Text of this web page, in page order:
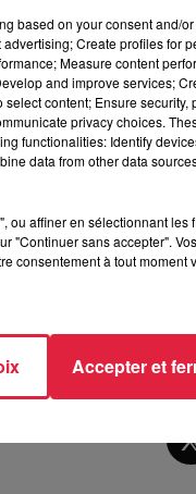
based on your consent and/
Create profiles for
Measure content
and improve services;
content; Ensure
privacy choices.
functionalities: Identify
data from other data
ou affiner en sélectionnant
"Continuer sans accepter".
consentement à tout
Accepter et